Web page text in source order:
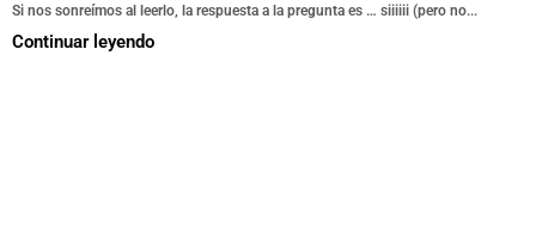
Si nos sonreímos al leerlo, la respuesta a la pregunta es … siiiiii (pero no...
Continuar leyendo